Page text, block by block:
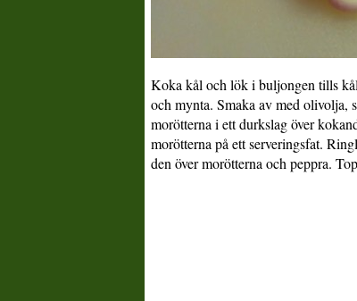
Koka kål och lök i buljongen tills
och mynta. Smaka av med olivolja,
morötterna i ett durkslag över
morötterna på ett serveringsfat.
den över morötterna och peppra.